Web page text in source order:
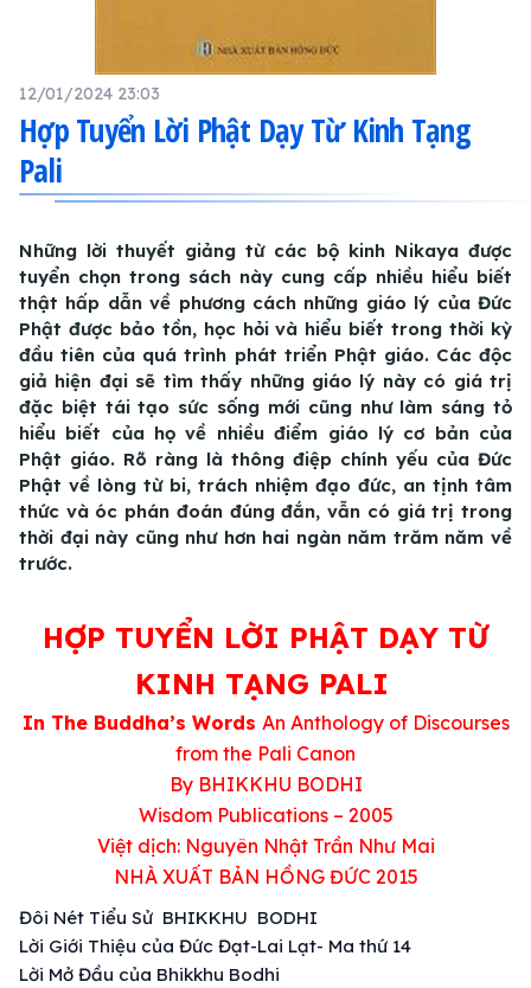
12/01/2024 23:03
Hợp Tuyển Lời Phật Dạy Từ Kinh Tạng
Pali
Những lời thuyết giảng từ các bộ kinh Nikaya được
tuyển chọn trong sách này cung cấp nhiều hiểu biết
thật hấp dẫn về phương cách những giáo lý của Đức
Phật được bảo tồn, học hỏi và hiểu biết trong thời kỳ
đầu tiên của quá trình phát triển Phật giáo. Các độc
giả hiện đại sẽ tìm thấy những giáo lý này có giá trị
đặc biệt tái tạo sức sống mới cũng như làm sáng tỏ
hiểu biết của họ về nhiều điểm giáo lý cơ bản của
Phật giáo. Rõ ràng là thông điệp chính yếu của Đức
Phật về lòng từ bi, trách nhiệm đạo đức, an tịnh tâm
thức và óc phán đoán đúng đắn, vẫn có giá trị trong
thời đại này cũng như hơn hai ngàn năm trăm năm về
trước.
HỢP TUYỂN LỜI PHẬT DẠY TỪ
KINH TẠNG PALI
In The Buddha’s Words An Anthology of Discourses
from the Pali Canon
By BHIKKHU BODHI
Wisdom Publications – 2005
Việt dịch: Nguyên Nhật Trần Như Mai
NHÀ XUẤT BẢN HỒNG ĐỨC 2015
Đôi Nét Tiểu Sử BHIKKHU BODHI
Lời Giới Thiệu của Đức Đạt-Lai Lạt- Ma thứ 14
Lời Mở Đầu của Bhikkhu Bodhi